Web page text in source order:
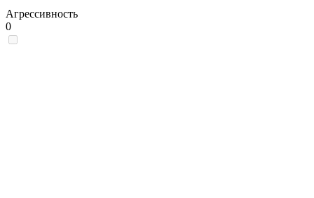
Агрессивность
0